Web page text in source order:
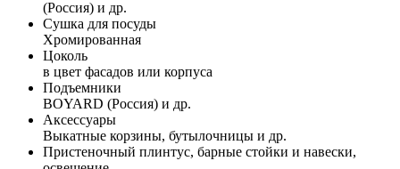
(Россия) и др.
Сушка для посуды
Хромированная
Цоколь
в цвет фасадов или корпуса
Подъемники
BOYARD (Россия) и др.
Аксессуары
Выкатные корзины, бутылочницы и др.
Пристеночный плинтус, барные стойки и навески,